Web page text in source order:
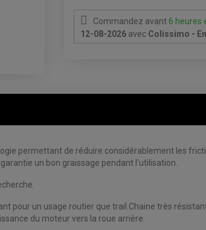
Commandez avant 6 heures
12-08-2026 avec Colissimo -
permettant de réduire considérablement les
un bon graissage pendant l'utilisation.
pour un usage routier que trail.Chaine très
du moteur vers la roue arrière.